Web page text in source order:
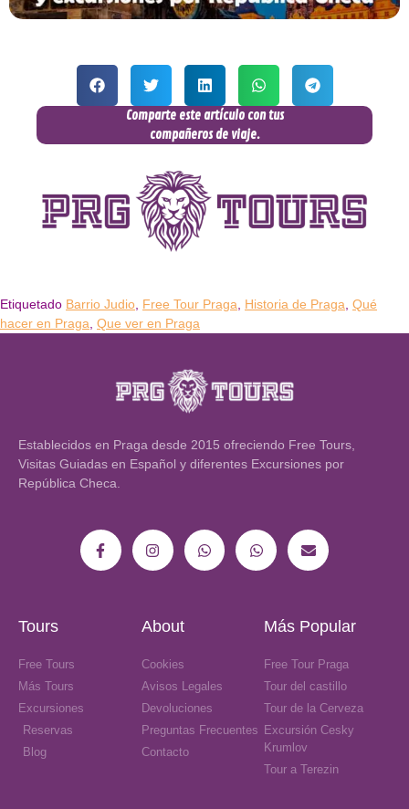
Comparte este artículo con tus
compañeros de viaje.
Etiquetado Barrio Judio Free Tour Praga Historia de Praga Qué
hacer en Praga Que ver en Praga
Establecidos en Praga desde 2015 ofreciendo Free Tours,
Visitas Guiadas en Español y diferentes Excursiones por
República Checa.
Tours
Free Tours
Más Tours
Excursiones
Reservas
Blog
About
Cookies
Avisos Legales
Devoluciones
Preguntas Frecuentes
Contacto
Más Popular
Free Tour Praga
Tour del castillo
Tour de la Cerveza
Excursión Cesky
Krumlov
Tour a Terezin